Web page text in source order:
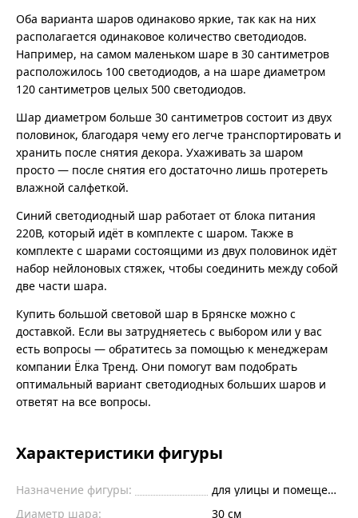
Оба варианта шаров одинаково яркие, так как на них
располагается одинаковое количество светодиодов.
Например, на самом маленьком шаре в 30 сантиметров
расположилось 100 светодиодов, а на шаре диаметром
120 сантиметров целых 500 светодиодов.
Шар диаметром больше 30 сантиметров состоит из двух
половинок, благодаря чему его легче транспортировать и
хранить после снятия декора. Ухаживать за шаром
просто — после снятия его достаточно лишь протереть
влажной салфеткой.
Синий светодиодный шар работает от блока питания
220В, который идёт в комплекте с шаром. Также в
комплекте с шарами состоящими из двух половинок идёт
набор нейлоновых стяжек, чтобы соединить между собой
две части шара.
Купить большой световой шар в Брянске можно с
доставкой. Если вы затрудняетесь с выбором или у вас
есть вопросы — обратитесь за помощью к менеджерам
компании Ёлка Тренд. Они помогут вам подобрать
оптимальный вариант светодиодных больших шаров и
ответят на все вопросы.
Характеристики фигуры
Назначение фигуры:
для улицы и помещений
Диаметр шара:
30 см